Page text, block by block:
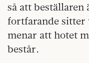
så att beställaren
fortfarande sitter
menar att hotet
består.